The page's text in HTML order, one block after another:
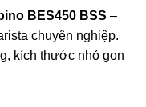
BES450 BSS –
chuyên nghiệp.
kích thước nhỏ gọn
BSS số lượng